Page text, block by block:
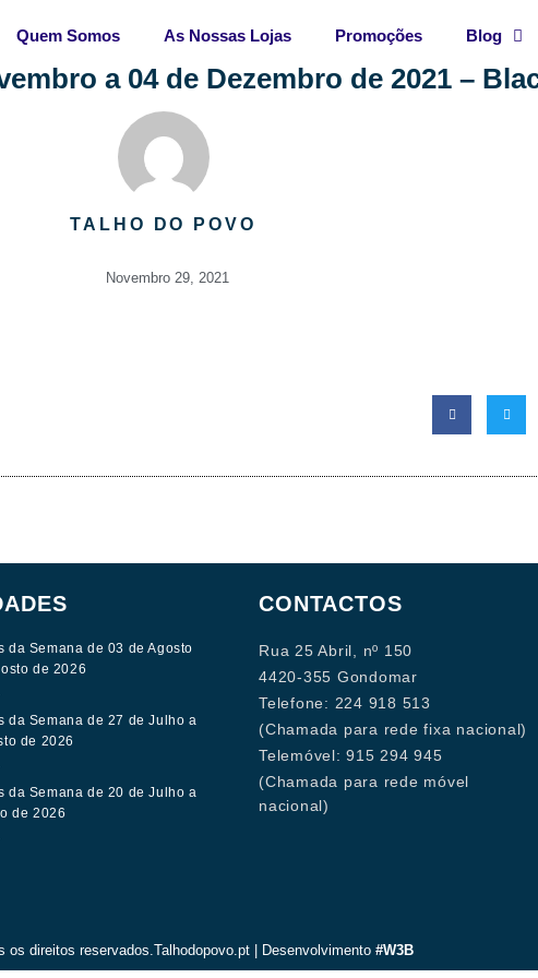
Quem Somos As Nossas Lojas Promoções Blog
a 04 de Dezembro de 2021 –
TALHO DO POVO
Novembro 29, 2021
da Semana de 03 de Agosto
de 2026
da Semana de 27 de Julho a
de 2026
da Semana de 20 de Julho a
de 2026
CONTACTOS
Rua 25 Abril, nº 150
4420-355 Gondomar
Telefone: 224 918 513
(Chamada para rede fixa nacional)
Telemóvel: 915 294 945
(Chamada para rede móvel
nacional)
os direitos reservados.Talhodopovo.pt | Desenvolvimento #W3B